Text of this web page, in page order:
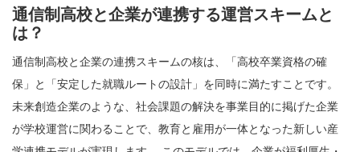
通信制高校と企業が連携する運営スキームと
は？
通信制高校と企業の連携スキームの核は、「高校卒業資格の確
保」と「安定した就職ルートの設計」を同時に満たすことです。
未来創造企業のような、社会課題の解決を事業目的に掲げた企業
が学校運営に関わることで、教育と雇用が一体となった新しい産